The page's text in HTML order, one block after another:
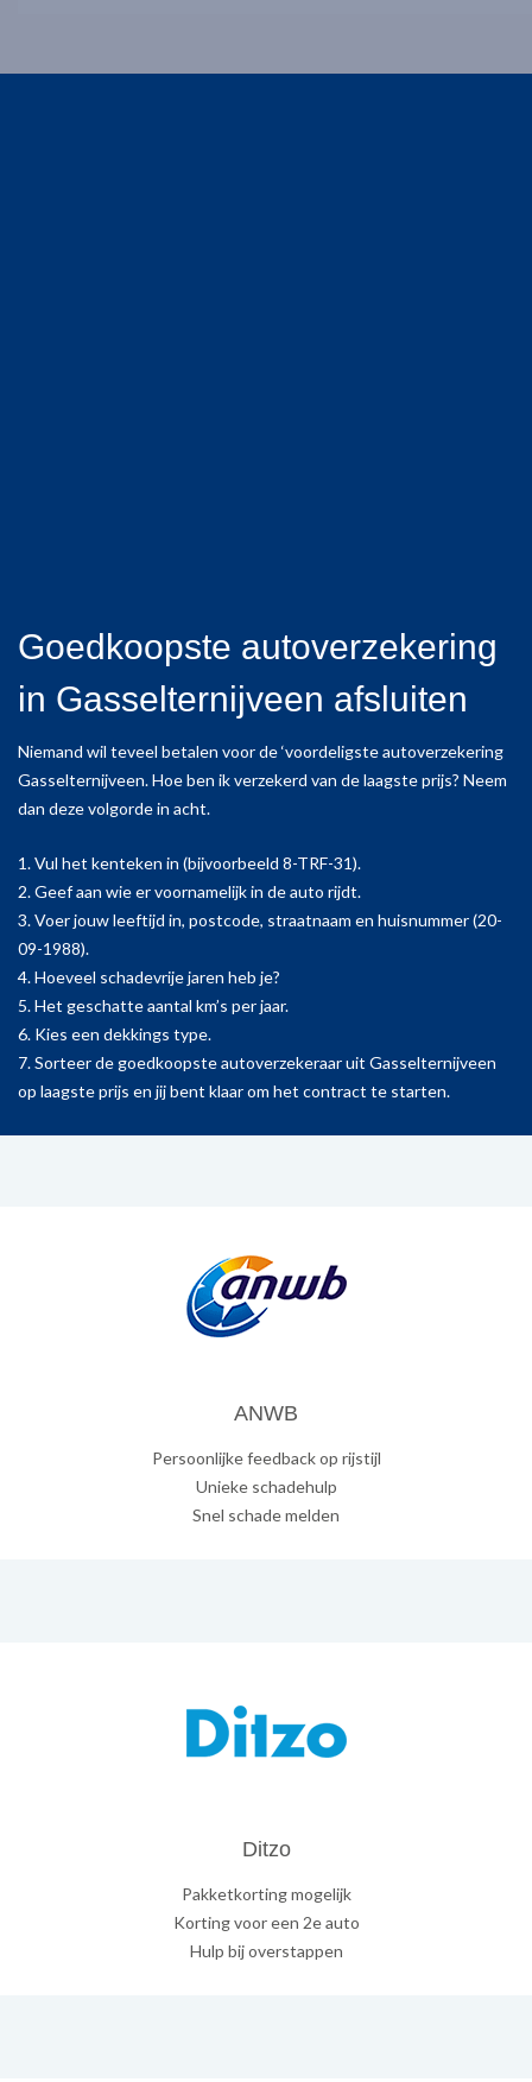
Goedkoopste autoverzekering
in Gasselternijveen afsluiten
Niemand wil teveel betalen voor de ‘voordeligste autoverzekering
Gasselternijveen. Hoe ben ik verzekerd van de laagste prijs? Neem
dan deze volgorde in acht.
1. Vul het kenteken in (bijvoorbeeld 8-TRF-31).
2. Geef aan wie er voornamelijk in de auto rijdt.
3. Voer jouw leeftijd in, postcode, straatnaam en huisnummer (20-
09-1988).
4. Hoeveel schadevrije jaren heb je?
5. Het geschatte aantal km’s per jaar.
6. Kies een dekkings type.
7. Sorteer de goedkoopste autoverzekeraar uit Gasselternijveen
op laagste prijs en jij bent klaar om het contract te starten.
ANWB
Persoonlijke feedback op rijstijl
Unieke schadehulp
Snel schade melden
Ditzo
Pakketkorting mogelijk
Korting voor een 2e auto
Hulp bij overstappen